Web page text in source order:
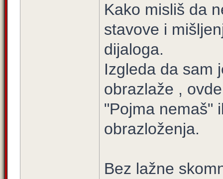
Kako misliš da
stavove i
dijaloga.
Izgleda da sam
obrazlaže ,
"Pojma nemaš"
obrazloženja.
Bez lažne